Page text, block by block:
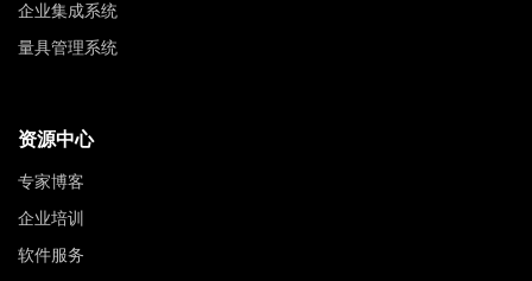
企业集成系统
量具管理系统
资源中心
专家博客
企业培训
软件服务